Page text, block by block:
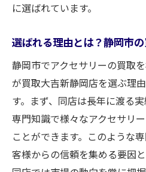
に選ばれています。
選ばれる理由とは？静岡市
静岡市でアクセサリーの買取
が買取大吉新静岡店を選ぶ理
す。まず、同店は長年に渡る
専門知識で様々なアクセサリ
ことができます。このような
客様からの信頼を集める要因